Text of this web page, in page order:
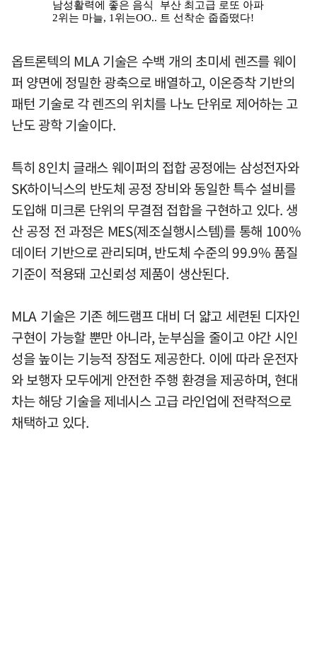
옵트론텍의 MLA 기술은 수백 개의 초미세 렌즈를 웨이
퍼 양면에 정밀한 광축으로 배열하고, 이온증착 기반의
패턴 기술로 각 렌즈의 위치를 나노 단위로 제어하는 고
난도 광학 기술이다.
특히 8인치 글래스 웨이퍼의 접합 공정에는 삼성전자와
SK하이닉스의 반도체 공정 장비와 동일한 특수 설비를
도입해 미크론 단위의 무결점 접합을 구현하고 있다. 생
산 공정 전 과정은 MES(제조실행시스템)를 통해 100%
데이터 기반으로 관리되며, 반도체 수준의 99.9% 품질
기준이 적용돼 고신뢰성 제품이 생산된다.
MLA 기술은 기존 헤드램프 대비 더 얇고 세련된 디자인
구현이 가능할 뿐만 아니라, 눈부심을 줄이고 야간 시인
성을 높이는 기능적 장점도 제공한다. 이에 따라 운전자
와 보행자 모두에게 안전한 주행 환경을 제공하며, 현대
차는 해당 기술을 제네시스 고급 라인업에 전략적으로
채택하고 있다.